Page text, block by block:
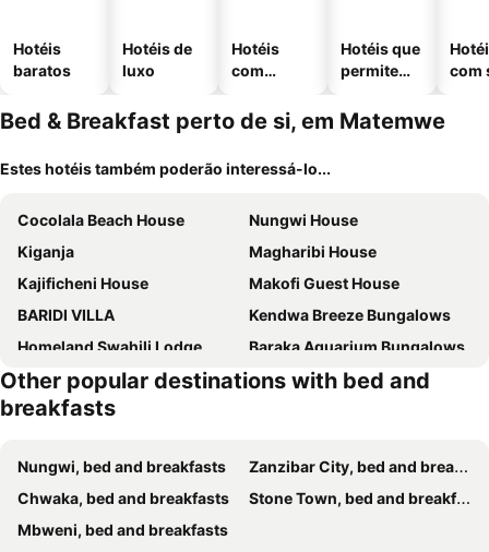
Hotéis
baratos
Hotéis de
luxo
Hotéis
com
Hotéis que
permitem
com
Bed & Breakfast perto de si, em Matemwe
Estes hotéis também poderão interessá-lo...
Cocolala Beach House
Nungwi House
Kiganja
Magharibi House
Kajificheni House
Makofi Guest House
BARIDI VILLA
Kendwa Breeze Bungalows
Homeland Swahili Lodge
Baraka Aquarium Bungalows
Zanz 14 Bed And Breakfast
Hapahapa Zanzibar Bungalows
Tunda Lodge
Kihori Nungwi
Jawda Villa
Mwana House
ZanziBalkan House Nungwi
Kivulini Lodge and Restaurant
Other popular destinations with bed and
breakfasts
Nungwi, bed and breakfasts
Zanzibar City, bed and breakfasts
Chwaka, bed and breakfasts
Stone Town, bed and breakfasts
Mbweni, bed and breakfasts